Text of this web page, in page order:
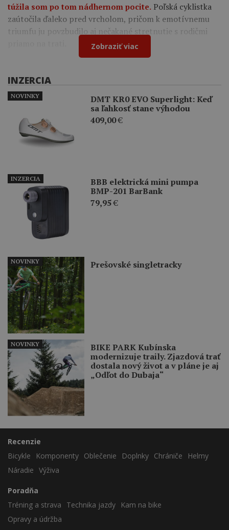
túžila som po tom nádhernom pocite. Poľská cyklistka
zaútočila ďaleko pred vrcholom, pričom k emotívnemu
triumfu ju povzbudilo aj nečakané stretnutie s rodičmi
Zobraziť viac
INZERCIA
DMT KR0 EVO Superlight: Keď
sa ľahkosť stane výhodou
409,00€
NOVINKY
BBB elektrická mini pumpa
BMP-201 BarBank
79,95€
INZERCIA
Prešovské singletracky
NOVINKY
BIKE PARK Kubínska
modernizuje traily. Zjazdová trať
dostala nový život a v pláne je aj
„Odľot do Dubaja“
NOVINKY
Recenzie
Bicykle
Komponenty Oblečenie Doplnky Chrániče
Helmy
Náradie Výživa
Poradňa
Tréning a strava
Technika jazdy
Kam na bike
Opravy a údržba